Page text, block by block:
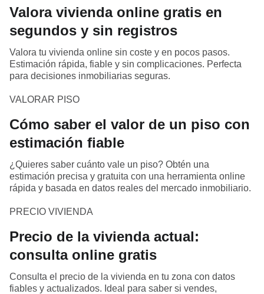
Valora vivienda online gratis en
segundos y sin registros
Valora tu vivienda online sin coste y en pocos pasos.
Estimación rápida, fiable y sin complicaciones. Perfecta
para decisiones inmobiliarias seguras.
VALORAR PISO
Cómo saber el valor de un piso con
estimación fiable
¿Quieres saber cuánto vale un piso? Obtén una
estimación precisa y gratuita con una herramienta online
rápida y basada en datos reales del mercado inmobiliario.
PRECIO VIVIENDA
Precio de la vivienda actual:
consulta online gratis
Consulta el precio de la vivienda en tu zona con datos
fiables y actualizados. Ideal para saber si vendes,